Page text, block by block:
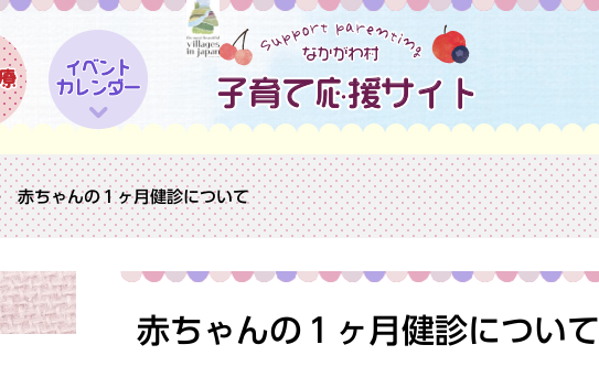
赤ちゃんの１ヶ月健診について
本
赤ちゃんの１ヶ月健診について